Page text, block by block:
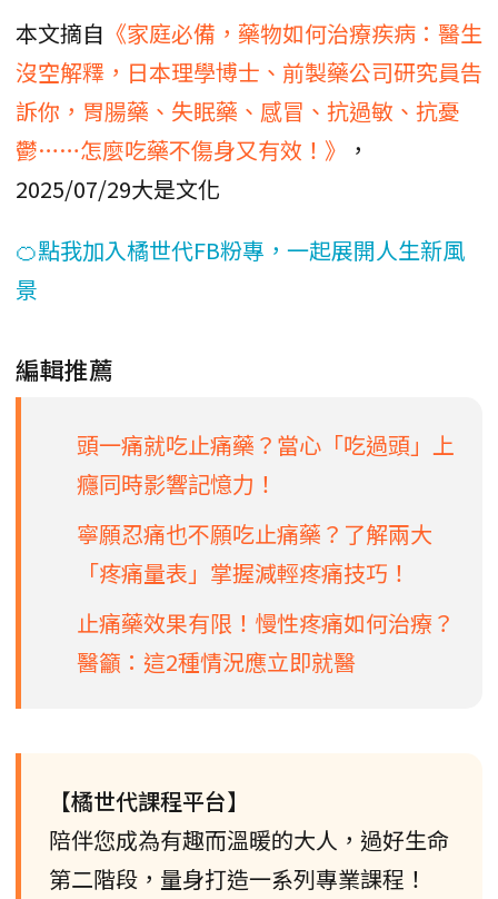
本文摘自 《家庭必備，藥物如何治療疾病：醫生
沒空解釋，日本理學博士、前製藥公司研究員告
訴你，胃腸藥、失眠藥、感冒、抗過敏、抗憂
鬱……怎麼吃藥不傷身又有效！》
，
2025/07/29大是文化
🍊點我加入橘世代FB粉專，一起展開人生新風
景
編輯推薦
頭一痛就吃止痛藥？當心「吃過頭」上
癮同時影響記憶力！
寧願忍痛也不願吃止痛藥？了解兩大
「疼痛量表」掌握減輕疼痛技巧！
止痛藥效果有限！慢性疼痛如何治療？
醫籲：這2種情況應立即就醫
【橘世代課程平台】
陪伴您成為有趣而溫暖的大人，過好生命
第二階段，量身打造一系列專業課程！